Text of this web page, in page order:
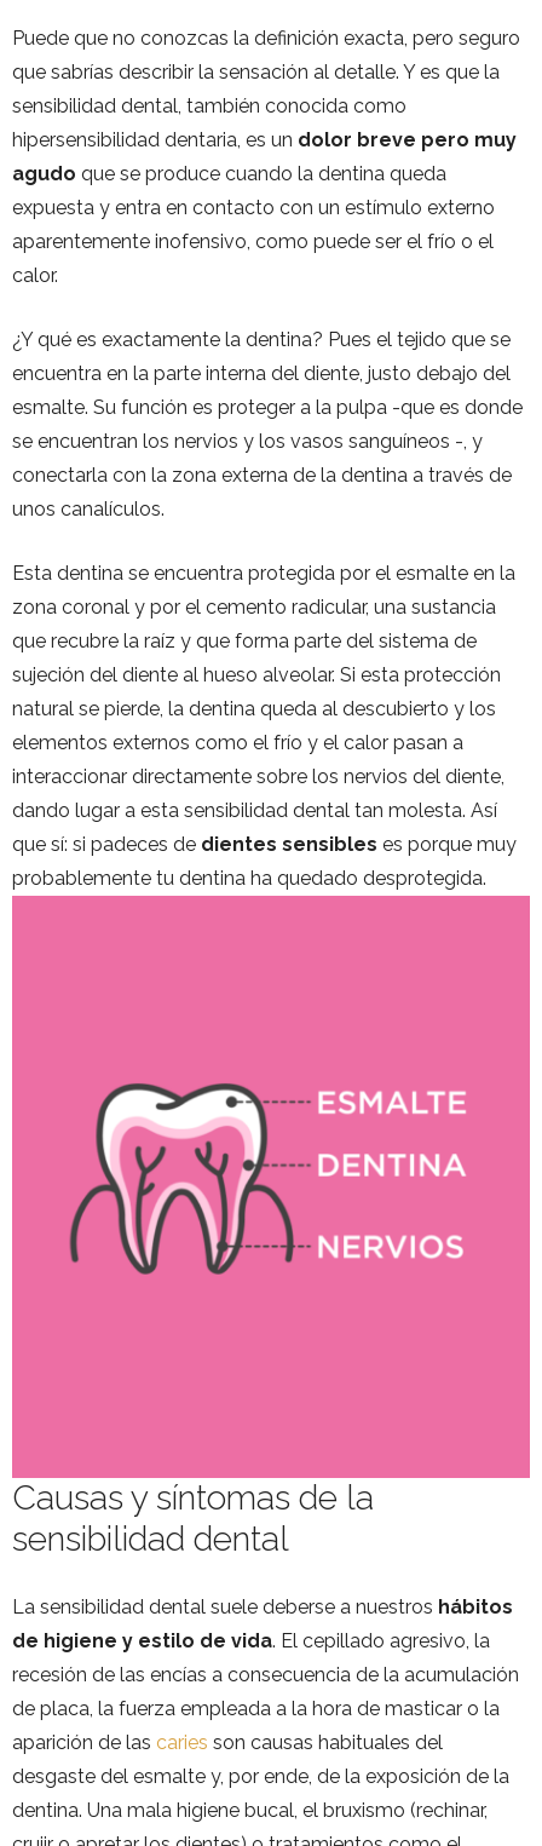
Puede que no conozcas la definición exacta, pero seguro
que sabrías describir la sensación al detalle. Y es que la
sensibilidad dental, también conocida como
hipersensibilidad dentaria, es un dolor breve pero muy
agudo que se produce cuando la dentina queda
expuesta y entra en contacto con un estímulo externo
aparentemente inofensivo, como puede ser el frío o el
calor.
¿Y qué es exactamente la dentina? Pues el tejido que se
encuentra en la parte interna del diente, justo debajo del
esmalte. Su función es proteger a la pulpa -que es donde
se encuentran los nervios y los vasos sanguíneos -, y
conectarla con la zona externa de la dentina a través de
unos canalículos.
Esta dentina se encuentra protegida por el esmalte en la
zona coronal y por el cemento radicular, una sustancia
que recubre la raíz y que forma parte del sistema de
sujeción del diente al hueso alveolar. Si esta protección
natural se pierde, la dentina queda al descubierto y los
elementos externos como el frío y el calor pasan a
interaccionar directamente sobre los nervios del diente,
dando lugar a esta sensibilidad dental tan molesta. Así
que sí: si padeces de dientes sensibles es porque muy
probablemente tu dentina ha quedado desprotegida.
Causas y síntomas de la
sensibilidad dental
La sensibilidad dental suele deberse a nuestros hábitos
de higiene y estilo de vida. El cepillado agresivo, la
recesión de las encías a consecuencia de la acumulación
de placa, la fuerza empleada a la hora de masticar o la
aparición de las caries son causas habituales del
desgaste del esmalte y, por ende, de la exposición de la
dentina. Una mala higiene bucal, el bruxismo (rechinar,